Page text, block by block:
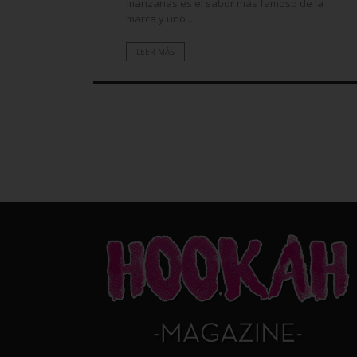
manzanas es el sabor más famoso de la
marca y uno ...
6. No copiaré, subiré,
material de esta página
7. La marcación como
9. He leído todo el